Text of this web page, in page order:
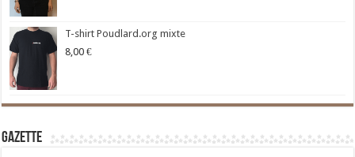
T-shirt Poudlard.org mixte
8,00 €
Gazette